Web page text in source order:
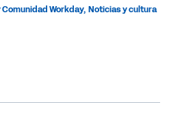
Workday, Noticias y cultura